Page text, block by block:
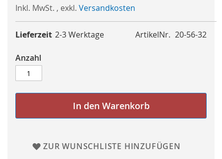
Inkl. MwSt. , exkl. Versandkosten
ArtikelNr. 20-56-32
Lieferzeit 2-3 Werktage
Anzahl
In den Warenkorb
ZUR WUNSCHLISTE HINZUFÜGEN